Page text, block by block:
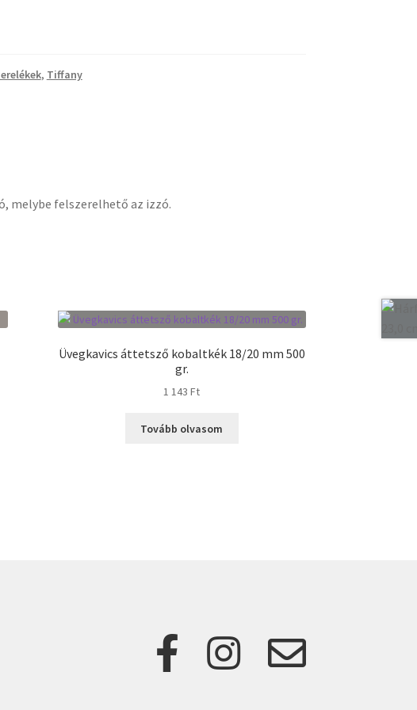
, Tiffany
melybe felszerelhető az izzó.
Üvegkavics áttetsző kobaltkék 18/20 mm 500
gr.
1 143Ft
Tovább olvasom